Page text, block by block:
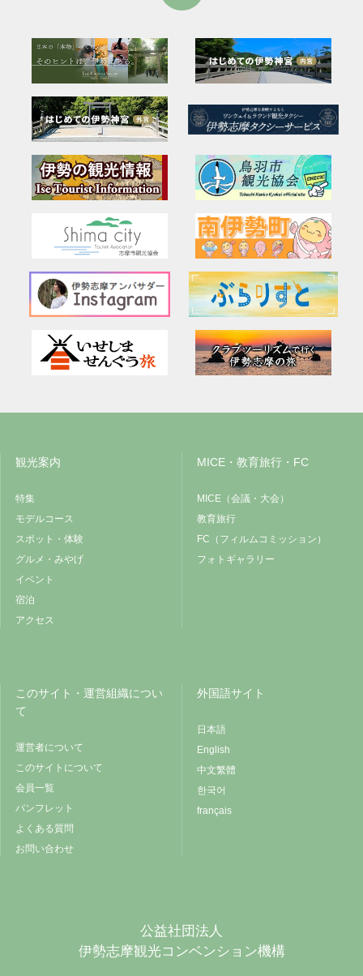
観光案内
特集
モデルコース
スポット・体験
グルメ・みやげ
イベント
宿泊
アクセス
MICE・教育旅行・FC
MICE（会議・大会）
教育旅行
FC（フィルムコミッション）
フォトギャラリー
このサイト・運営組織につい
て
運営者について
このサイトについて
会員一覧
パンフレット
よくある質問
お問い合わせ
外国語サイト
日本語
English
中文繁體
한국어
français
公益社団法人
伊勢志摩観光コンベンション機構